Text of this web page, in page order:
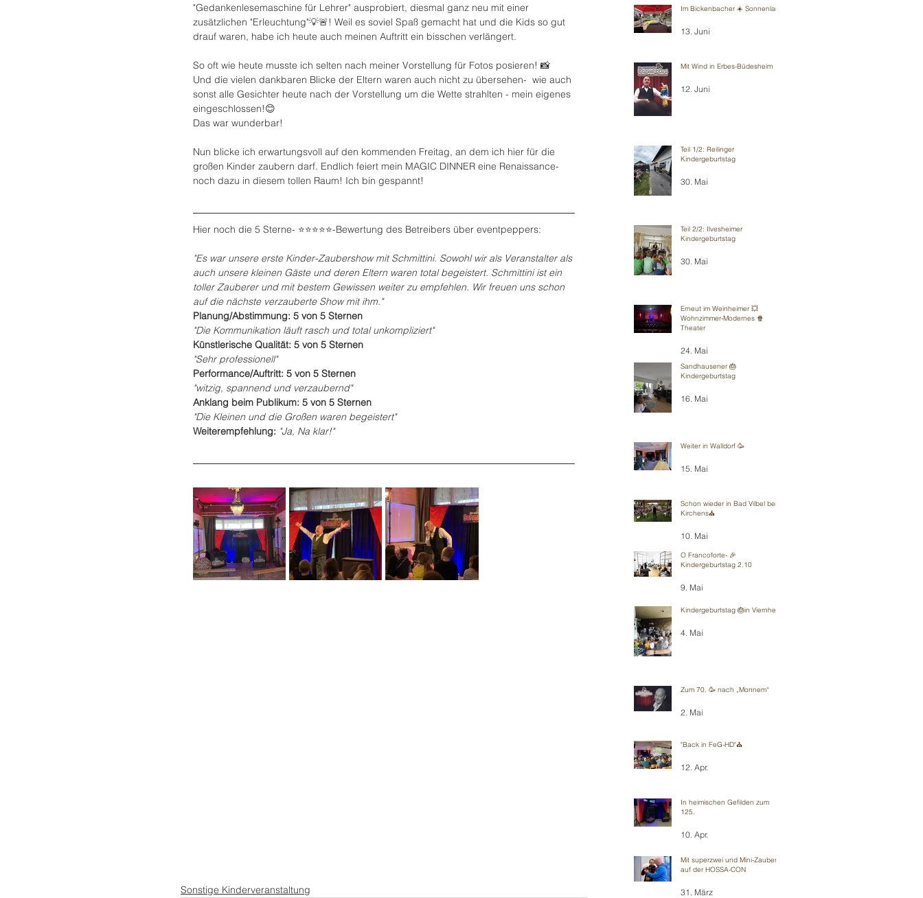
"Gedankenlesemaschine für Lehrer" ausprobiert, diesmal ganz neu mit einer
zusätzlichen "Erleuchtung"💡🚨! Weil es soviel Spaß gemacht hat und die Kids so gut
drauf waren, habe ich heute auch meinen Auftritt ein bisschen verlängert.
So oft wie heute musste ich selten nach meiner Vorstellung für Fotos posieren! 📸
Und die vielen dankbaren Blicke der Eltern waren auch nicht zu übersehen-  wie auch
sonst alle Gesichter heute nach der Vorstellung um die Wette strahlten - mein eigenes
eingeschlossen!😊
Das war wunderbar!
Nun blicke ich erwartungsvoll auf den kommenden Freitag, an dem ich hier für die
großen Kinder zaubern darf. Endlich feiert mein MAGIC DINNER eine Renaissance-
noch dazu in diesem tollen Raum! Ich bin gespannt!
Hier noch die 5 Sterne- ⭐️⭐️⭐️⭐️⭐️-Bewertung des Betreibers über eventpeppers:
"Es war unsere erste Kinder-Zaubershow mit Schmittini. Sowohl wir als Veranstalter als
auch unsere kleinen Gäste und deren Eltern waren total begeistert. Schmittini ist ein
toller Zauberer und mit bestem Gewissen weiter zu empfehlen. Wir freuen uns schon
auf die nächste verzauberte Show mit ihm."
Planung/Abstimmung: 5 von 5 Sternen
"Die Kommunikation läuft rasch und total unkompliziert"
Künstlerische Qualität: 5 von 5 Sternen
"Sehr professionell"
Performance/Auftritt: 5 von 5 Sternen
"witzig, spannend und verzaubernd"
Anklang beim Publikum: 5 von 5 Sternen
"Die Kleinen und die Großen waren begeistert"
Weiterempfehlung: "Ja, Na klar!"
Sonstige Kinderveranstaltung
Im Bickenbacher ☀️ Sonnenland
13. Juni
Mit Wind in Erbes-Büdesheim
12. Juni
Teil 1/2: Reilinger
Kindergeburtstag
30. Mai
Teil 2/2: Ilvesheimer
Kindergeburtstag
30. Mai
Erneut im Weinheimer 💥
Wohnzimmer-Modernes 🍿
Theater
24. Mai
Sandhausener 🎂
Kindergeburtstag
16. Mai
Weiter in Walldorf 🥳
15. Mai
Schon wieder in Bad Vilbel bei
Kirchens⛪️
10. Mai
O Francoforte- 🎉
Kindergeburtstag 2.10
9. Mai
Kindergeburtstag 🎂in Viernheim
4. Mai
Zum 70. 🥳 nach „Monnem“
2. Mai
"Back in FeG-HD"⛪️
12. Apr.
In heimischen Gefilden zum
125.
10. Apr.
Mit superzwei und Mini-Zauberei
auf der HOSSA-CON
31. März